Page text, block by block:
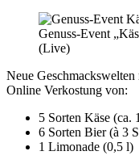
Genuss-Event
(Live)
Neue
Online Verkostung von:
5 Sorten Käse (ca.
6 Sorten Bier (à 3
1 Limonade (0,5 l)